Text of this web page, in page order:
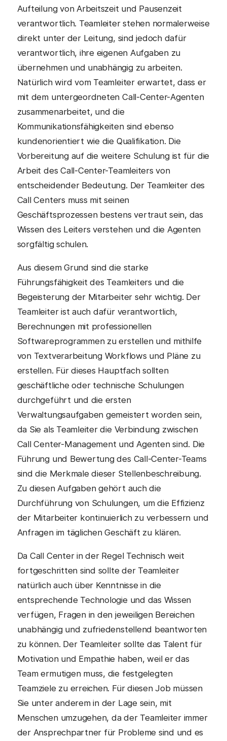
Aufteilung von Arbeitszeit und Pausenzeit
verantwortlich. Teamleiter stehen normalerweise
direkt unter der Leitung, sind jedoch dafür
verantwortlich, ihre eigenen Aufgaben zu
übernehmen und unabhängig zu arbeiten.
Natürlich wird vom Teamleiter erwartet, dass er
mit dem untergeordneten Call-Center-Agenten
zusammenarbeitet, und die
Kommunikationsfähigkeiten sind ebenso
kundenorientiert wie die Qualifikation. Die
Vorbereitung auf die weitere Schulung ist für die
Arbeit des Call-Center-Teamleiters von
entscheidender Bedeutung. Der Teamleiter des
Call Centers muss mit seinen
Geschäftsprozessen bestens vertraut sein, das
Wissen des Leiters verstehen und die Agenten
sorgfältig schulen.
Aus diesem Grund sind die starke
Führungsfähigkeit des Teamleiters und die
Begeisterung der Mitarbeiter sehr wichtig. Der
Teamleiter ist auch dafür verantwortlich,
Berechnungen mit professionellen
Softwareprogrammen zu erstellen und mithilfe
von Textverarbeitung Workflows und Pläne zu
erstellen. Für dieses Hauptfach sollten
geschäftliche oder technische Schulungen
durchgeführt und die ersten
Verwaltungsaufgaben gemeistert worden sein,
da Sie als Teamleiter die Verbindung zwischen
Call Center-Management und Agenten sind. Die
Führung und Bewertung des Call-Center-Teams
sind die Merkmale dieser Stellenbeschreibung.
Zu diesen Aufgaben gehört auch die
Durchführung von Schulungen, um die Effizienz
der Mitarbeiter kontinuierlich zu verbessern und
Anfragen im täglichen Geschäft zu klären.
Da Call Center in der Regel Technisch weit
fortgeschritten sind sollte der Teamleiter
natürlich auch über Kenntnisse in die
entsprechende Technologie und das Wissen
verfügen, Fragen in den jeweiligen Bereichen
unabhängig und zufriedenstellend beantworten
zu können. Der Teamleiter sollte das Talent für
Motivation und Empathie haben, weil er das
Team ermutigen muss, die festgelegten
Teamziele zu erreichen. Für diesen Job müssen
Sie unter anderem in der Lage sein, mit
Menschen umzugehen, da der Teamleiter immer
der Ansprechpartner für Probleme sind und es